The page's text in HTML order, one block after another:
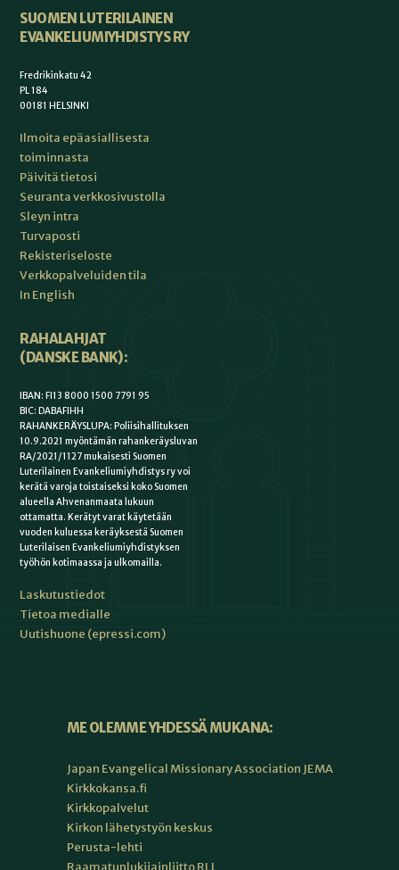
SUOMEN LUTERILAINEN
EVANKELIUMIYHDISTYS RY
Fredrikinkatu 42
PL 184
00181 HELSINKI
Ilmoita epäasiallisesta
toiminnasta
Päivitä tietosi
Seuranta verkkosivustolla
Sleyn intra
Turvaposti
Rekisteriseloste
Verkkopalveluiden tila
In English
RAHALAHJAT
(DANSKE BANK):
IBAN: FI13 8000 1500 7791 95
BIC: DABAFIHH
RAHANKERÄYSLUPA: Poliisihallituksen
10.9.2021 myöntämän rahankeräysluvan
RA/2021/1127 mukaisesti Suomen
Luterilainen Evankeliumiyhdistys ry voi
kerätä varoja toistaiseksi koko Suomen
alueella Ahvenanmaata lukuun
ottamatta. Kerätyt varat käytetään
vuoden kuluessa keräyksestä Suomen
Luterilaisen Evankeliumiyhdistyksen
työhön kotimaassa ja ulkomailla.
Laskutustiedot
Tietoa medialle
Uutishuone (epressi.com)
ME OLEMME YHDESSÄ MUKANA:
Japan Evangelical Missionary Association JEMA
Kirkkokansa.fi
Kirkkopalvelut
Kirkon lähetystyön keskus
Perusta-lehti
Raamatunlukijainliitto RLL